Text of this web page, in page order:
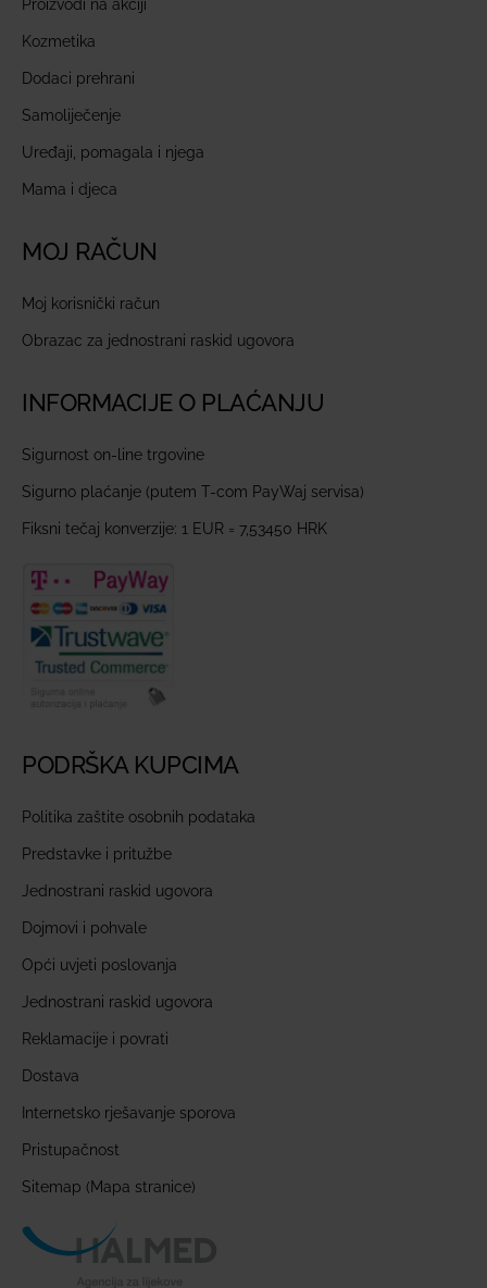
Proizvodi na akciji
Kozmetika
Dodaci prehrani
Samoliječenje
Uređaji, pomagala i njega
Mama i djeca
MOJ RAČUN
Moj korisnički račun
Obrazac za jednostrani raskid ugovora
INFORMACIJE O PLAĆANJU
Sigurnost on-line trgovine
Sigurno plaćanje (putem T-com PayWaj servisa)
Fiksni tečaj konverzije: 1 EUR = 7,53450 HRK
PODRŠKA KUPCIMA
Politika zaštite osobnih podataka
Predstavke i pritužbe
Jednostrani raskid ugovora
Dojmovi i pohvale
Opći uvjeti poslovanja
Jednostrani raskid ugovora
Reklamacije i povrati
Dostava
Internetsko rješavanje sporova
Pristupačnost
Sitemap (Mapa stranice)